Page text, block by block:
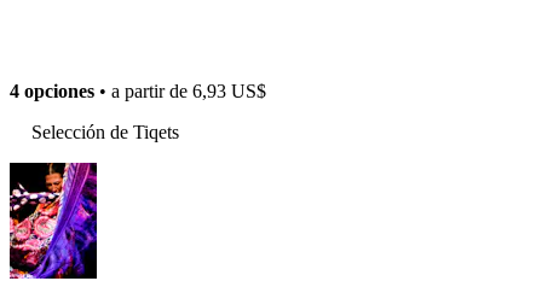
4 opciones • a partir de 6,93 US$
Selección de Tiqets